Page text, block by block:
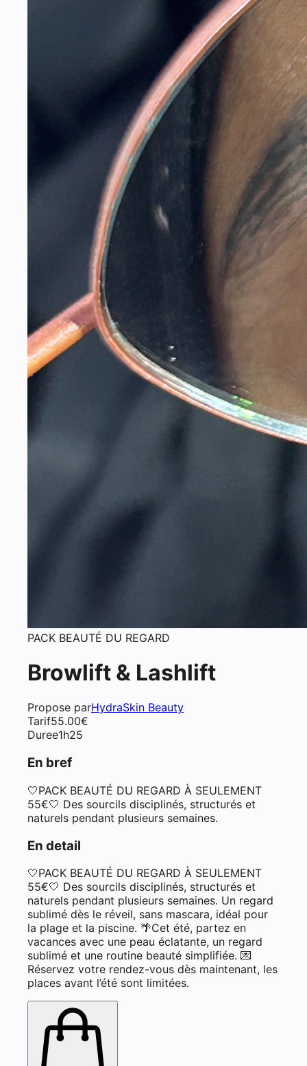
PACK BEAUTÉ DU REGARD
Browlift & Lashlift
Propose parHydraSkin Beauty
Tarif55.00€
Duree1h25
En bref
🤍PACK BEAUTÉ DU REGARD À SEULEMENT
55€🤍 Des sourcils disciplinés, structurés et
naturels pendant plusieurs semaines.
En detail
🤍PACK BEAUTÉ DU REGARD À SEULEMENT
55€🤍 Des sourcils disciplinés, structurés et
naturels pendant plusieurs semaines. Un regard
sublimé dès le réveil, sans mascara, idéal pour
la plage et la piscine. 🌴Cet été, partez en
vacances avec une peau éclatante, un regard
sublimé et une routine beauté simplifiée. 💌
Réservez votre rendez-vous dès maintenant, les
places avant l’été sont limitées.